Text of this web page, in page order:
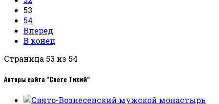
53
54
Вперед
В конец
Страница 53 из 54
Авторы сайта "Свете Тихий"